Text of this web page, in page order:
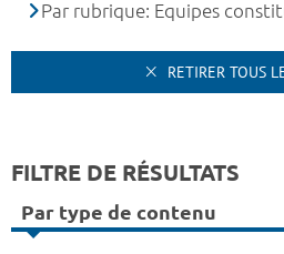
Par rubrique: Equipes
RETIRER TOUS
FILTRE DE RÉSULTATS
Par type de contenu